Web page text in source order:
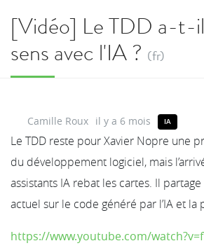
[Vidéo] Le TDD a-t-
sens avec l'IA ? (fr)
Camille Roux il y a 6 mois IA
Le TDD reste pour Xavier Nopre une
du développement logiciel, mais
assistants IA rebat les cartes. Il
actuel sur le code généré par l’IA et la
https://www.youtube.com/